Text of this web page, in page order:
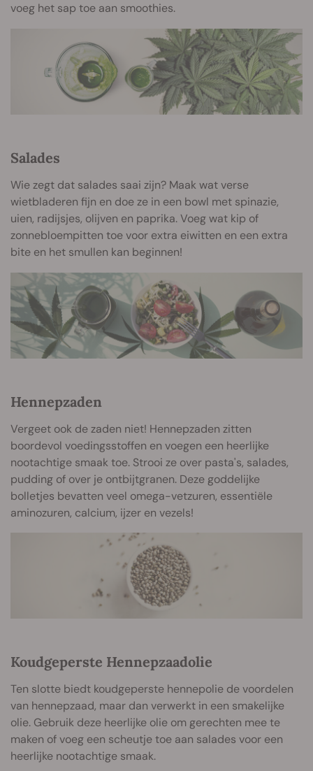
voeg het sap toe aan smoothies.
Salades
Wie zegt dat salades saai zijn? Maak wat verse
wietbladeren fijn en doe ze in een bowl met spinazie,
uien, radijsjes, olijven en paprika. Voeg wat kip of
zonnebloempitten toe voor extra eiwitten en een extra
bite en het smullen kan beginnen!
Hennepzaden
Vergeet ook de zaden niet! Hennepzaden zitten
boordevol voedingsstoffen en voegen een heerlijke
nootachtige smaak toe. Strooi ze over pasta's, salades,
pudding of over je ontbijtgranen. Deze goddelijke
bolletjes bevatten veel omega-vetzuren, essentiële
aminozuren, calcium, ijzer en vezels!
Koudgeperste Hennepzaadolie
Ten slotte biedt koudgeperste hennepolie de voordelen
van hennepzaad, maar dan verwerkt in een smakelijke
olie. Gebruik deze heerlijke olie om gerechten mee te
maken of voeg een scheutje toe aan salades voor een
heerlijke nootachtige smaak.